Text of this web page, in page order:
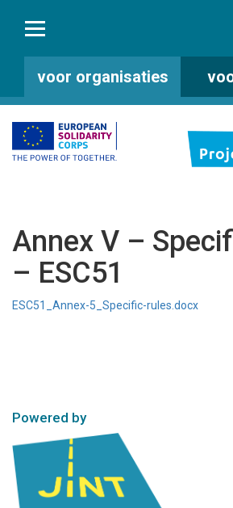
voor organisaties
Annex V –
– ESC51
ESC51_Annex-5_Specific-rules.docx
Powered by